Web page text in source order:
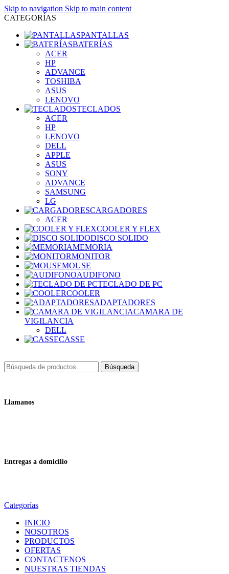
Skip to navigation Skip to main content
CATEGORÍAS
PANTALLAS
BATERÍAS
ACER
HP
ADVANCE
TOSHIBA
ASUS
LENOVO
TECLADOS
ACER
HP
LENOVO
DELL
APPLE
ASUS
SONY
ADVANCE
SAMSUNG
LG
CARGADORES
ACER
COOLER Y FLEX
DISCO SOLIDO
MEMORIA
MONITOR
MOUSE
AUDIFONO
TECLADO DE PC
COOLER
ADAPTADORES
CAMARA DE
VIGILANCIA
DELL
CASSE
Búsqueda
Llamanos
Entregas a domicilio
Categorías
INICIO
NOSOTROS
PRODUCTOS
OFERTAS
CONTACTENOS
NUESTRAS TIENDAS